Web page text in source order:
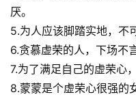
厌。
5.为人应该脚踏实地，不
6.贪慕虚荣的人，下场不
7.为了满足自己的虚荣心
8.蒙蒙是个虚荣心很强的